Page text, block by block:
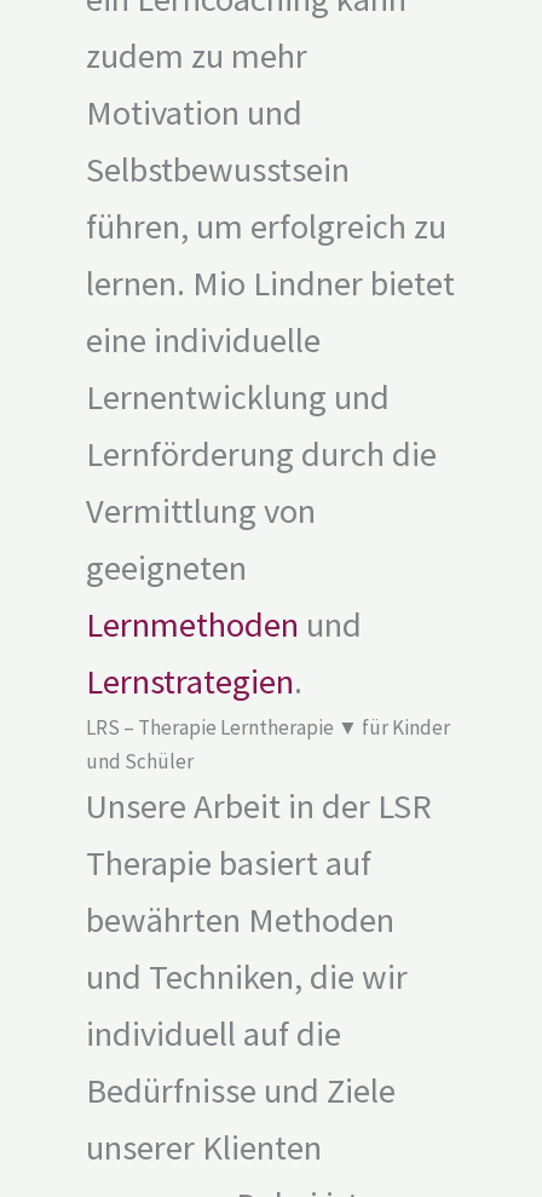
zudem zu mehr
Motivation und
Selbstbewusstsein
führen, um erfolgreich zu
lernen. Mio Lindner bietet
eine individuelle
Lernentwicklung und
Lernförderung durch die
Vermittlung von
geeigneten
Lernmethoden und
Lernstrategien.
LRS – Therapie Lerntherapie ▼ für Kinder
und Schüler
Unsere Arbeit in der LSR
Therapie basiert auf
bewährten Methoden
und Techniken, die wir
individuell auf die
Bedürfnisse und Ziele
unserer Klienten